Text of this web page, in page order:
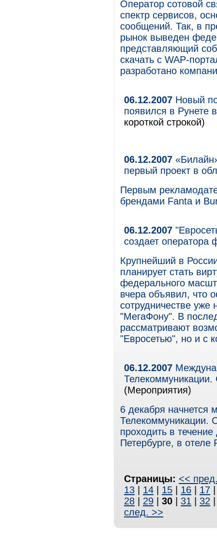
Оператор сотовой
спектр сервисов,
сообщений. Так, в
рынок выведен
представляющий
скачать с WAP-
разработано
06.12.2007 Новый
появился в Рунете
короткой строкой)
06.12.2007
первый проект в
Первым
брендами Fanta и
06.12.2007
создает оператора
Крупнейший в
планирует стать
федерального
вчера объявил, что
сотрудничестве
"МегаФону". В
рассматривают
"Евросетью", но и с
06.12.2007
Телекоммуникации.
(Мероприятия)
6 декабря
Телекоммуникации.
проходить в
Петербурге, в
Страницы: <<
13
14 15 16 17
28
29 30 31 32
след. >>